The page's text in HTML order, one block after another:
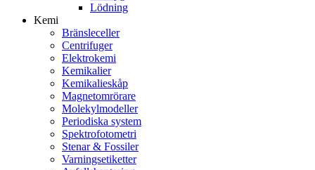
Lödning
Kemi
Bränsleceller
Centrifuger
Elektrokemi
Kemikalier
Kemikalieskåp
Magnetomrörare
Molekylmodeller
Periodiska system
Spektrofotometri
Stenar & Fossiler
Varningsetiketter